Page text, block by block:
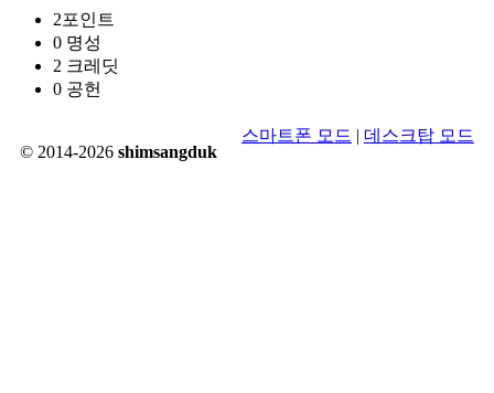
2포인트
0 명성
2 크레딧
0 공헌
© 2014-2026 shimsangduk
스마트폰 모드 | 데스크탑 모드